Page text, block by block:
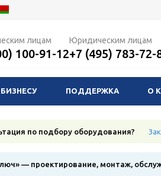
лицам
100-91-12
Юридическим лицам
+7 (495) 783-72-
БИЗНЕСУ ПОДДЕРЖКА О
по подбору оборудования?
— проектирование, монтаж,